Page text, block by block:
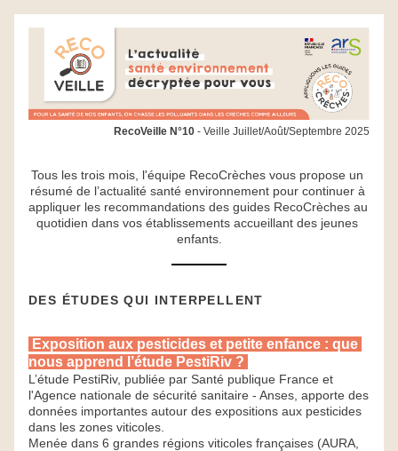
RecoVeille N°10 - Veille Juillet/Août/Septembre 2025
Tous les trois mois, l'équipe RecoCrèches vous propose un
résumé de l’actualité santé environnement pour continuer à
appliquer les recommandations des guides RecoCrèches au
quotidien dans vos établissements accueillant des jeunes
enfants.
DES ÉTUDES QUI INTERPELLENT
nous apprend l’étude PestiRiv ?
L’étude PestiRiv, publiée par Santé publique France et
l'Agence nationale de sécurité sanitaire - Anses, apporte des
données importantes autour des expositions aux pesticides
dans les zones viticoles.
Menée dans 6 grandes régions viticoles françaises (AURA,